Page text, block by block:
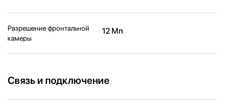
Разрешение фронтальной
камеры
12 Мп
Связь и подключение